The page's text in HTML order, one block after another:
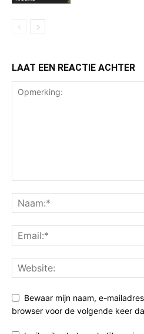
LAAT EEN REACTIE ACHTER
Bewaar mijn naam, e-
browser voor de volgende keer